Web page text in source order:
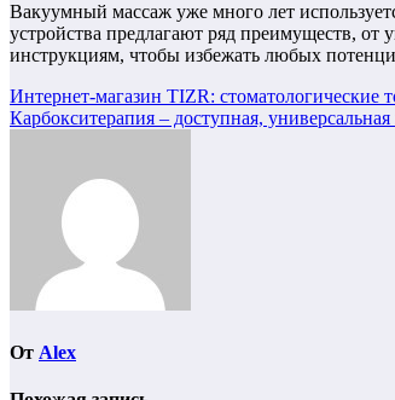
Вакуумный массаж уже много лет
устройства предлагают ряд преимуществ,
инструкциям, чтобы избежать любых
Навигация
по
Интернет-магазин TIZR: стоматологические
Карбокситерапия – доступная,
От Alex